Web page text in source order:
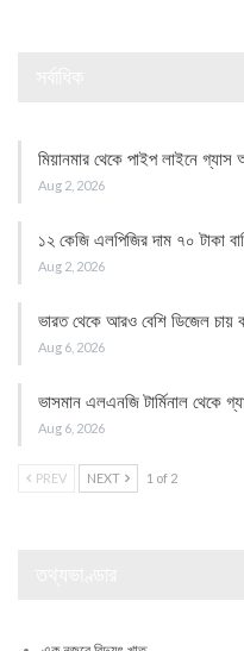
মিয়ানমার থেকে পাইপ লাইনে গ্যাস
Aug 2, 2026
১২ কেজি এলপিজির দাম ৭০ টাকা
Aug 2, 2026
ভারত থেকে আরও বেশি ডিজেল চায়
Aug 6, 2026
ভাসমান এলএনজি টার্মিনাল থেকে
Aug 6, 2026
PREV NEXT 1 of 2